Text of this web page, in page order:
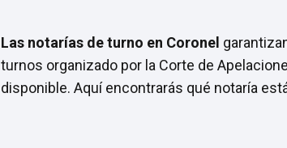
Las notarías de turno en Coronel
turnos organizado por la Corte de
disponible. Aquí encontrarás qué notaría